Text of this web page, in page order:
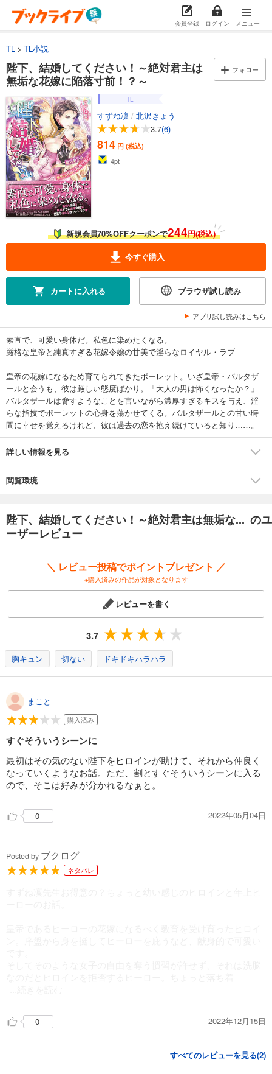
会員登録 ログイン メニュー
TL TL小説
陛下、結婚してください！～絶対君主は
無垢な花嫁に陥落寸前！？～
フォロー
TL
すずね凜 / 北沢きょう
3.7(6)
814 円 (税込)
4pt
新規会員70%OFFクーポンで244円(税込)
今すぐ購入
カートに入れる ブラウザ試し読み
アプリ試し読みはこちら
素直で、可愛い身体だ。私色に染めたくなる。
厳格な皇帝と純真すぎる花嫁令嬢の甘美で淫らなロイヤル・ラブ
皇帝の花嫁になるため育てられてきたポーレット。いざ皇帝・バルタザ
ールと会うも、彼は厳しい態度ばかり。「大人の男は怖くなったか？」
バルタザールは脅すようなことを言いながら濃厚すぎるキスを与え、淫
らな指技でポーレットの心身を蕩かせてくる。バルタザールとの甘い時
間に幸せを覚えるけれど、彼は過去の恋を抱え続けていると知り……。
詳しい情報を見る
閲覧環境
陛下、結婚してください！～絶対君主は無垢な... のユ
ーザーレビュー
＼ レビュー投稿でポイントプレゼント ／
※購入済みの作品が対象となります
レビューを書く
3.7
胸キュン 切ない ドキドキハラハラ
まこと
購入済み
すぐそういうシーンに
最初はその気のない陛下をヒロインが助けて、それから仲良く
なっていくようなお話。ただ、割とすぐそういうシーンに入る
ので、そこは好みが分かれるなぁと。
0 2022年05月04日
Posted by ブクログ
ネタバレ
0 2022年12月15日
すべてのレビューを見る(2)